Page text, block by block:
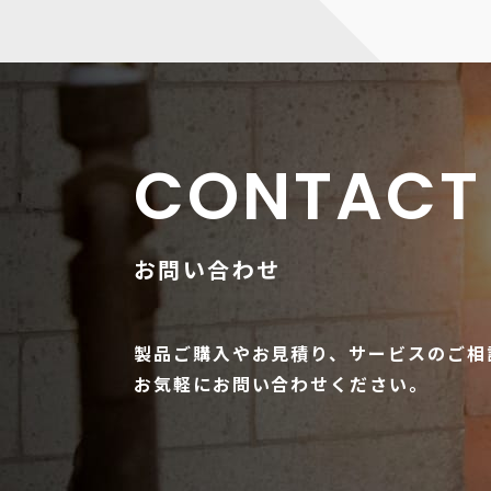
CONTACT
お問い合わせ
製品ご購入やお見積り、サービスのご
お気軽にお問い合わせください。